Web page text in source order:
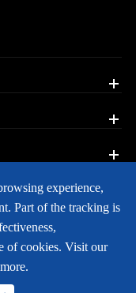
Todos os direitos
experience,
Part of the tracking is
of cookies. Visit our